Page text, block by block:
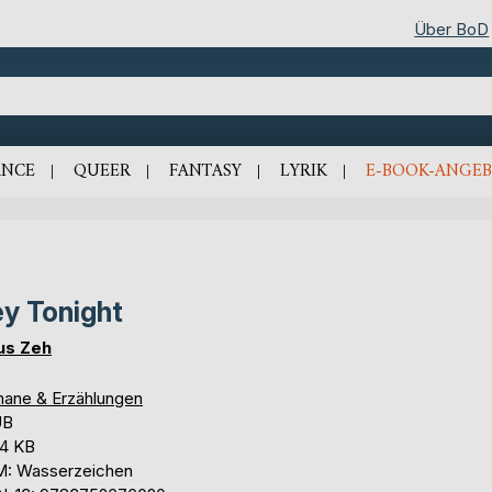
Über BoD
QUEER FANTASY LYRIK E-BOOK-
Tonight
Zeh
& Erzählungen
KB
Wasserzeichen